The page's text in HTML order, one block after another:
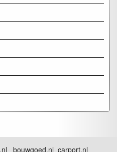
bouwgoed.nl carport.nl